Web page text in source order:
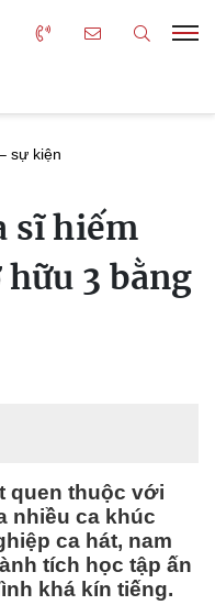
sự kiện
sĩ hiếm
3 bằng
quen thuộc với
nhiều ca khúc
ca hát, nam
tích học tập ấn
khá kín tiếng.